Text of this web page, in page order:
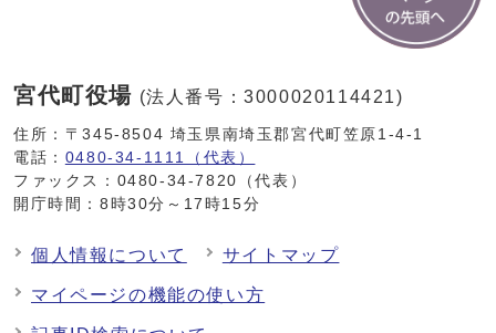
宮代町役場 (法人番号：3000020114421)
住所：〒345-8504 埼玉県南埼玉郡宮代町笠原1-4-1
電話： 0480-34-1111（代表）
ファックス：0480-34-7820（代表）
開庁時間：8時30分～17時15分
個人情報について サイトマップ
マイページの機能の使い方